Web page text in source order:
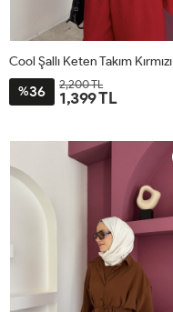
Cool Şallı Keten Takım Kırmızı
%36 2,200 TL
1,399 TL